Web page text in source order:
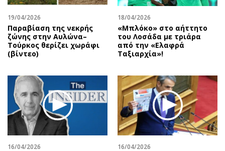
Πολιτισμός
Σινεμά
Θέατρο-Χορός
Εικαστικά
Βιβλίο
Χειρόγραφα
Εκπομπές
Wine routes
Podcasts
Προσφορές
Προσωπικότητες στην ''Κ''
Επιστολές
19/04/2026
Παραβίαση της νεκρής
ζώνης στην Αυλώνα–
Τούρκος θερίζει χωράφι
(βίντεο)
18/04/2026
«Μπλόκο» στο αήττητο
του Λοσάδα με τριάρα
από την «Ελαφρά
Ταξιαρχία»!
16/04/2026 16/04/2026